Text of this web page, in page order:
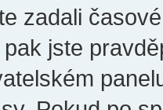
zadali
jste